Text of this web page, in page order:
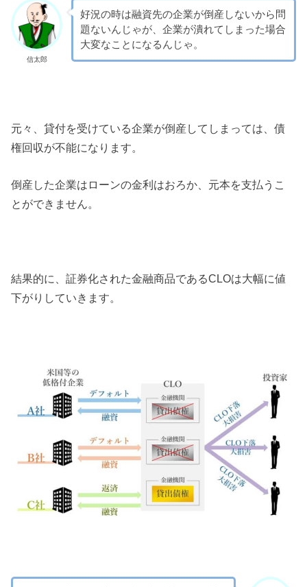
信太郎
好況の時は融資先の企業が倒産しないから問
題ないんじゃが、企業が潰れてしまった場合
大変なことになるんじゃ。
元々、貸付を受けている企業が倒産してしまっては、債
権回収が不能になります。
倒産した企業はローンの金利はおろか、元本を支払うこ
とができません。
結果的に、証券化された金融商品であるCLOは大幅に値
下がりしていきます。